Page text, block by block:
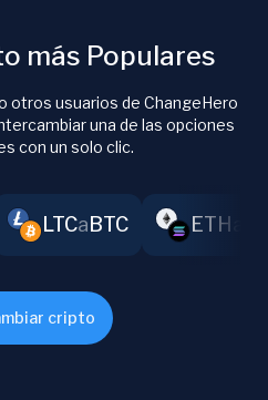
más Populares
otros usuarios de ChangeHero
una de las opciones
con un solo clic.
LTCa BTC ETHaSOL
cripto